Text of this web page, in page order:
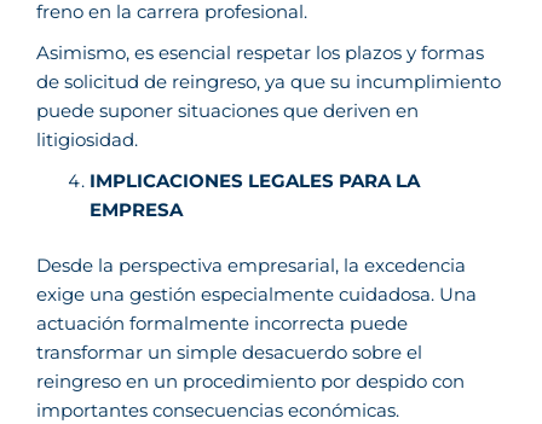
freno en la carrera profesional.
Asimismo, es esencial respetar los plazos y formas
de solicitud de reingreso, ya que su incumplimiento
puede suponer situaciones que deriven en
litigiosidad.
IMPLICACIONES LEGALES PARA LA
EMPRESA
Desde la perspectiva empresarial, la excedencia
exige una gestión especialmente cuidadosa. Una
actuación formalmente incorrecta puede
transformar un simple desacuerdo sobre el
reingreso en un procedimiento por despido con
importantes consecuencias económicas.